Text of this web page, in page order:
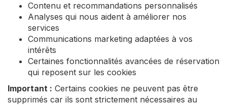
Contenu et recommandations personnalisés
Analyses qui nous aident à améliorer nos
services
Communications marketing adaptées à vos
intérêts
Certaines fonctionnalités avancées de réservation
qui reposent sur les cookies
Important : Certains cookies ne peuvent pas être
supprimés car ils sont strictement nécessaires au